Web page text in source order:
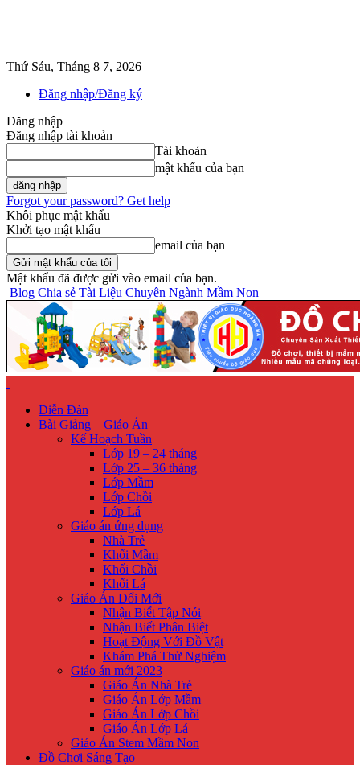
Thứ Sáu, Tháng 8 7, 2026
Đăng nhập/Đăng ký
Đăng nhập
Đăng nhập tài khoản
Tài khoản
mật khẩu của bạn
Forgot your password? Get help
Khôi phục mật khẩu
Khởi tạo mật khẩu
email của bạn
Mật khẩu đã được gửi vào email của bạn.
Blog Chia sẻ Tài Liệu Chuyên Ngành Mầm Non
Diễn Đàn
Bài Giảng – Giáo Án
Kế Hoạch Tuần
Lớp 19 – 24 tháng
Lớp 25 – 36 tháng
Lớp Mầm
Lớp Chồi
Lớp Lá
Giáo án ứng dụng
Nhà Trẻ
Khối Mầm
Khối Chồi
Khối Lá
Giáo Án Đổi Mới
Nhận Biế́t Tập Nói
Nhận Biết Phân Biệt
Hoạt Động Với Đồ Vật
Khám Phá Thử Nghiệm
Giáo án mới 2023
Giáo Án Nhà Trẻ
Giáo Án Lớp Mầm
Giáo Án Lớp Chồi
Giáo Án Lớp Lá
Giáo Án Stem Mầm Non
Đồ Chơi Sáng Tạo